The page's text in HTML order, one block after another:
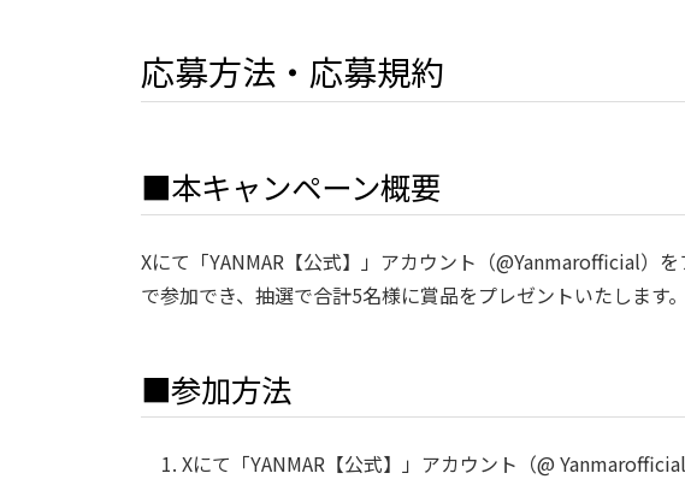
応募方法・応募規約
■本キャンペーン概要
Xにて「YANMAR【公式】」アカウント（@Yanmarofficial）
で参加でき、抽選で合計5名様に賞品をプレゼントいたします。
■参加方法
Xにて「YANMAR【公式】」アカウント（@